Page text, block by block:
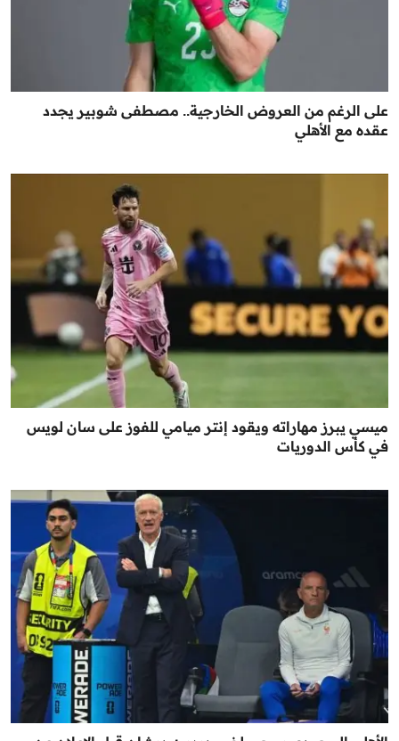
على الرغم من العروض الخارجية.. مصطفى شوبير يجدد
عقده مع الأهلي
ميسي يبرز مهاراته ويقود إنتر ميامي للفوز على سان لويس
في كأس الدوريات